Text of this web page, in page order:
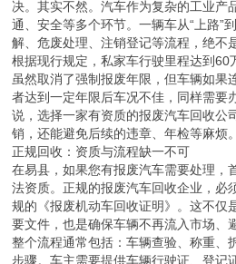
决。其实不然。汽车作为复杂的工业产
通、安全等多个环节。一辆车从“上路”
解、危废处理、注销登记等流程，绝不
根据现行规定，私家车行驶里程达到60
虽然取消了强制报废年限，但车辆如果
者达到一定年限后车况不佳，同样需要
说，选择一家有资质的报废汽车回收公
销，还能避免后续的违章、年检等麻烦。
正规回收：资质与流程缺一不可
在易县，如果您有报废汽车需要处理，
法资质。正规的报废汽车回收企业，必
规的《报废机动车回收证明》。这不仅
要文件，也是确保车辆不再流入市场、
整个流程通常包括：车辆查验、称重、
步骤。车主需要提供车辆行驶证、登记